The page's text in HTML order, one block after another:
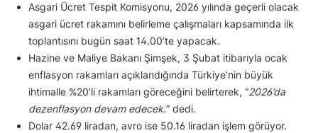
Asgari Ücret Tespit Komisyonu, 2026 yılında geçerli olacak
asgari ücret rakamını belirleme çalışmaları kapsamında ilk
toplantısını bugün saat 14.00’te yapacak.
Hazine ve Maliye Bakanı Şimşek, 3 Şubat itibarıyla ocak
enflasyon rakamları açıklandığında Türkiye’nin büyük
ihtimalle %20’li rakamları göreceğini belirterek, “2026’da
dezenflasyon devam edecek.” dedi.
Dolar 42.69 liradan, avro ise 50.16 liradan işlem görüyor.